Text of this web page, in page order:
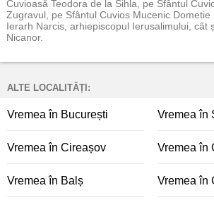
Cuvioasă Teodora de la Sihla, pe Sfântul
Zugravul, pe Sfântul Cuvios Mucenic Dometie
Ierarh Narcis, arhiepiscopul Ierusalimului, cât
Nicanor.
ALTE LOCALITĂȚI:
Vremea în București Vremea în
Vremea în Cireașov Vremea în
Vremea în Balș Vremea în